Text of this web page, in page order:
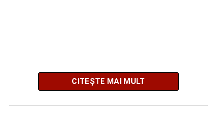
CITEȘTE MAI MULT